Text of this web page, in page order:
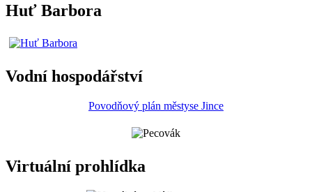
Huť Barbora
Vodní hospodářství
Povodňový plán městyse Jince
Virtuální prohlídka